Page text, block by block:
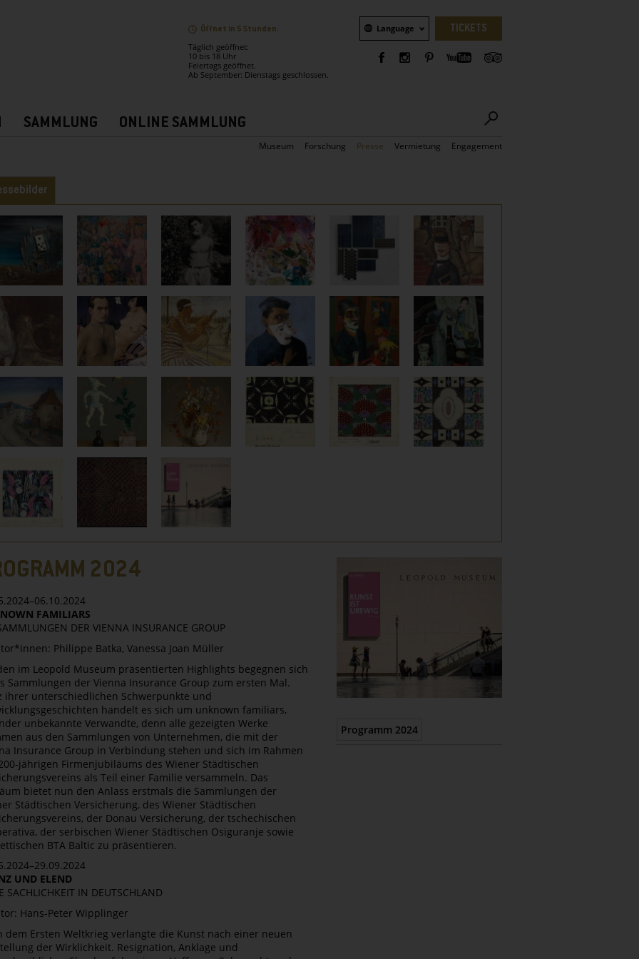
Öffnet in 5 Stunden.
Täglich geöffnet:
10 bis 18 Uhr
Feiertags geöffnet.
Ab September: Dienstags geschlossen.
Sprachauswahl
Language TICKETS
SAMMLUNG ONLINE SAMMLUNG
Museum Forschung Presse Vermietung Engagement
2024
FAMILIARS
DER VIENNA INSURANCE GROUP
Philippe Batka, Vanessa Joan Müller
im Leopold Museum präsentierten Highlights begegnen sich
Sammlungen der Vienna Insurance Group zum ersten Mal.
ihrer unterschiedlichen Schwerpunkte und
handelt es sich um unknown familiars,
unbekannte Verwandte, denn alle gezeigten Werke
aus den Sammlungen von Unternehmen, die mit der
Insurance Group in Verbindung stehen und sich im Rahmen
jährigen Firmenjubiläums des Wiener Städtischen
als Teil einer Familie versammeln. Das
bietet nun den Anlass erstmals die Sammlungen der
Städtischen Versicherung, des Wiener Städtischen
der Donau Versicherung, der tschechischen
der serbischen Wiener Städtischen Osiguranje sowie
BTA Baltic zu präsentieren.
UND ELEND
SACHLICHKEIT IN DEUTSCHLAND
Hans-Peter Wipplinger
dem Ersten Weltkrieg verlangte die Kunst nach einer neuen
der Wirklichkeit. Resignation, Anklage und
Epaper
Programm 2024